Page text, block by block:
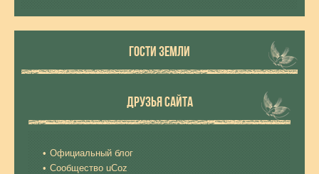
ГОСТИ ЗЕМЛИ
ДРУЗЬЯ САЙТА
Официальный блог
Сообщество uCoz